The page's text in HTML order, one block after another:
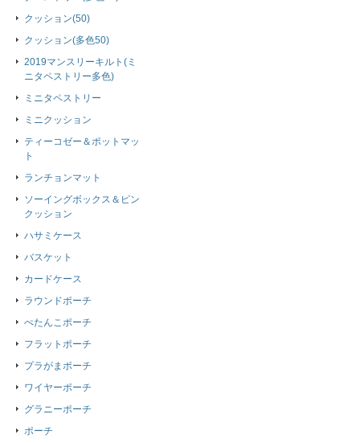
クッション(50)
クッション(多色50)
2019マンスリーキルト(ミ
ニタペストリー多色)
ミニタペストリー
ミニクッション
ティーコゼー＆ポットマッ
ト
ランチョンマット
ソーイングボックス＆ピン
クッション
ハサミケース
バスケット
カードケース
ラウンドポーチ
ぺたんこポーチ
フラットポーチ
プラがまポーチ
ワイヤーポーチ
グラニーポーチ
ポーチ